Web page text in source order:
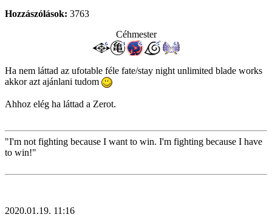
Hozzászólások: 3763
Céhmester
Ha nem láttad az ufotable féle fate/stay night unlimited blade works
akkor azt ajánlani tudom
Ahhoz elég ha láttad a Zerot.
"I'm not fighting because I want to win. I'm fighting because I have
to win!"
2020.01.19. 11:16